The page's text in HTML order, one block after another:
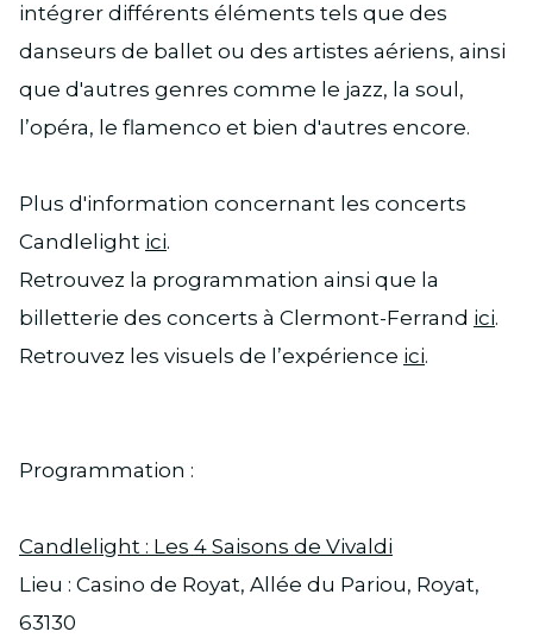
intégrer différents éléments tels que des
danseurs de ballet ou des artistes aériens, ainsi
que d'autres genres comme le jazz, la soul,
l’opéra, le flamenco et bien d'autres encore.
Plus d'information concernant les concerts
Candlelight ici.
Retrouvez la programmation ainsi que la
billetterie des concerts à Clermont-Ferrand ici.
Retrouvez les visuels de l’expérience ici.
Programmation :
Candlelight : Les 4 Saisons de Vivaldi
Lieu : Casino de Royat, Allée du Pariou, Royat,
63130